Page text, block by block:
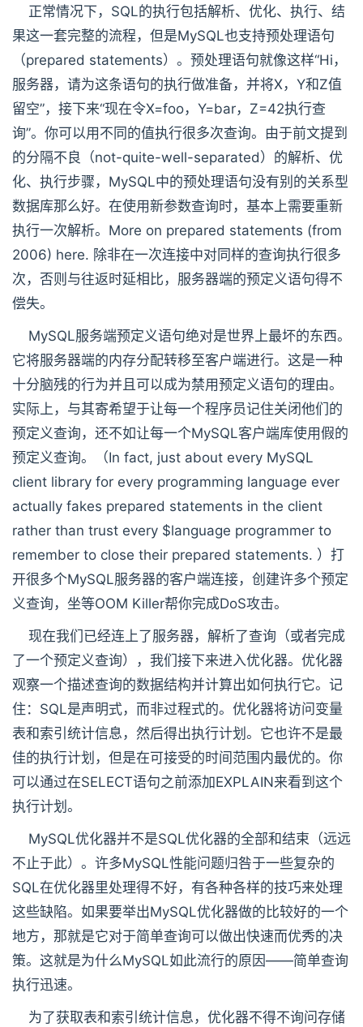
正常情况下，SQL的执行包括解析、优化、执行、结
果这一套完整的流程，但是MySQL也支持预处理语句
（prepared statements）。预处理语句就像这样“Hi，
服务器，请为这条语句的执行做准备，并将X，Y和Z值
留空”，接下来“现在令X=foo，Y=bar，Z=42执行查
询”。你可以用不同的值执行很多次查询。由于前文提到
的分隔不良（not-quite-well-separated）的解析、优
化、执行步骤，MySQL中的预处理语句没有别的关系型
数据库那么好。在使用新参数查询时，基本上需要重新
执行一次解析。More on prepared statements (from
2006) here. 除非在一次连接中对同样的查询执行很多
次，否则与往返时延相比，服务器端的预定义语句得不
偿失。
MySQL服务端预定义语句绝对是世界上最坏的东西。
它将服务器端的内存分配转移至客户端进行。这是一种
十分脑残的行为并且可以成为禁用预定义语句的理由。
实际上，与其寄希望于让每一个程序员记住关闭他们的
预定义查询，还不如让每一个MySQL客户端库使用假的
预定义查询。（In fact, just about every MySQL
client library for every programming language ever
actually fakes prepared statements in the client
rather than trust every $language programmer to
remember to close their prepared statements. ）打
开很多个MySQL服务器的客户端连接，创建许多个预定
义查询，坐等OOM Killer帮你完成DoS攻击。
现在我们已经连上了服务器，解析了查询（或者完成
了一个预定义查询），我们接下来进入优化器。优化器
观察一个描述查询的数据结构并计算出如何执行它。记
住：SQL是声明式，而非过程式的。优化器将访问变量
表和索引统计信息，然后得出执行计划。它也许不是最
佳的执行计划，但是在可接受的时间范围内最优的。你
可以通过在SELECT语句之前添加EXPLAIN来看到这个
执行计划。
MySQL优化器并不是SQL优化器的全部和结束（远远
不止于此）。许多MySQL性能问题归咎于一些复杂的
SQL在优化器里处理得不好，有各种各样的技巧来处理
这些缺陷。如果要举出MySQL优化器做的比较好的一个
地方，那就是它对于简单查询可以做出快速而优秀的决
策。这就是为什么MySQL如此流行的原因——简单查询
执行迅速。
为了获取表和索引统计信息，优化器不得不询问存储